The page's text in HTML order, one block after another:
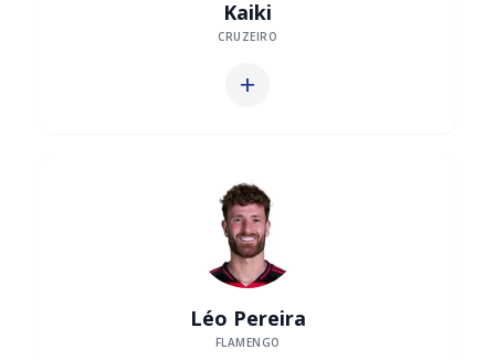
Kaiki
CRUZEIRO
add
Léo Pereira
FLAMENGO